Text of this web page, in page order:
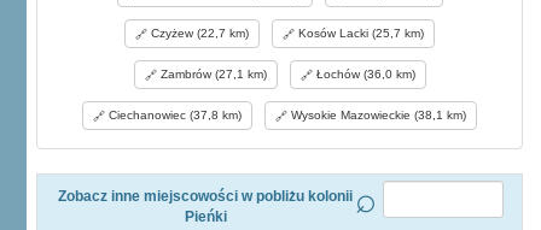
Czyżew (22,7 km) Kosów Lacki (25,7 km)
Zambrów (27,1 km) Łochów (36,0 km)
Ciechanowiec (37,8 km) Wysokie Mazowieckie (38,1 km)
Zobacz inne miejscowości w pobliżu kolonii
Pieńki